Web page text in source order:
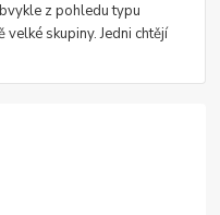
z pohledu typu
skupiny. Jedni chtějí